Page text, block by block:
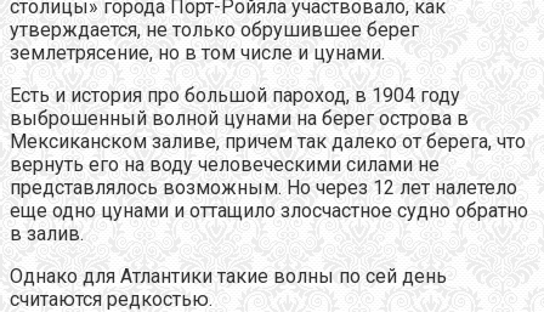
столицы» города Порт-Ройяла участвовало, как
утверждается, не только обрушившее берег
землетрясение, но в том числе и цунами.
Есть и история про большой пароход, в 1904 году
выброшенный волной цунами на берег острова в
Мексиканском заливе, причем так далеко от берега, что
вернуть его на воду человеческими силами не
представлялось возможным. Но через 12 лет налетело
еще одно цунами и оттащило злосчастное судно обратно
в залив.
Однако для Атлантики такие волны по сей день
считаются редкостью.